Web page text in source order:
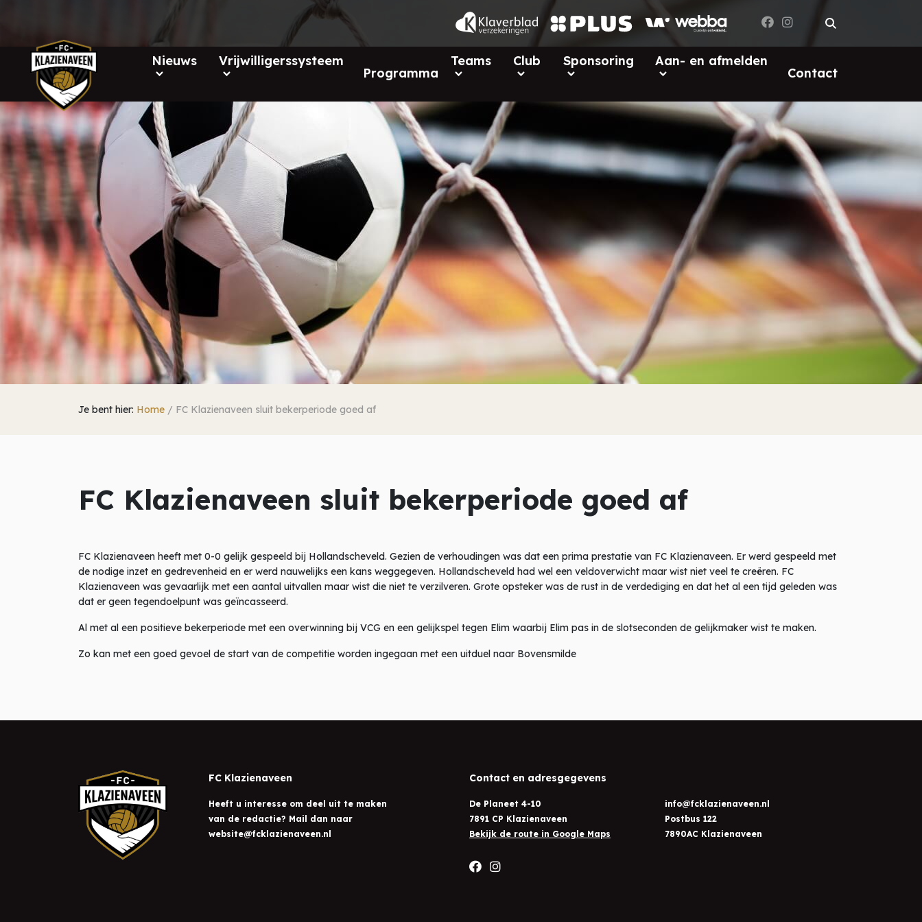
Nieuws Vrijwilligerssysteem
Programma
Teams Club Sponsoring Aan- en afmelden
Contact
Je bent hier: Home / FC Klazienaveen sluit bekerperiode goed af
FC Klazienaveen sluit bekerperiode goed af
FC Klazienaveen heeft met 0-0 gelijk gespeeld bij Hollandscheveld. Gezien de verhoudingen was dat een prima prestatie van FC Klazienaveen. Er werd gespeeld met
de nodige inzet en gedrevenheid en er werd nauwelijks een kans weggegeven. Hollandscheveld had wel een veldoverwicht maar wist niet veel te creëren. FC
Klazienaveen was gevaarlijk met een aantal uitvallen maar wist die niet te verzilveren. Grote opsteker was de rust in de verdediging en dat het al een tijd geleden was
dat er geen tegendoelpunt was geïncasseerd.
Al met al een positieve bekerperiode met een overwinning bij VCG en een gelijkspel tegen Elim waarbij Elim pas in de slotseconden de gelijkmaker wist te maken.
Zo kan met een goed gevoel de start van de competitie worden ingegaan met een uitduel naar Bovensmilde
FC Klazienaveen
Heeft u interesse om deel uit te maken
van de redactie? Mail dan naar
website@fcklazienaveen.nl
Contact en adresgegevens
De Planeet 4-10
7891 CP Klazienaveen
Bekijk de route in Google Maps
info@fcklazienaveen.nl
Postbus 122
7890AC Klazienaveen